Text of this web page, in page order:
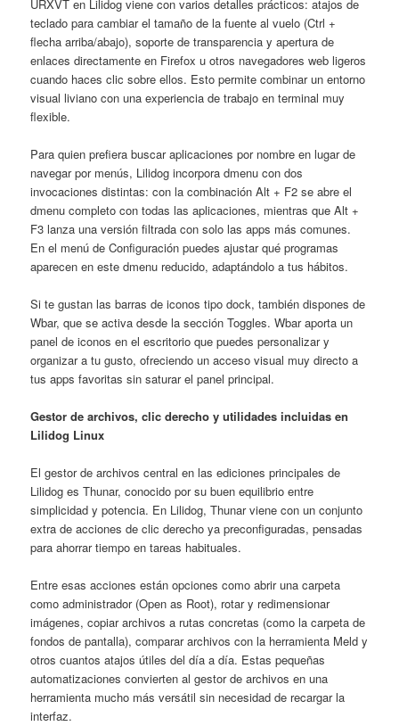
URXVT en Lilidog viene con varios detalles prácticos: atajos de
teclado para cambiar el tamaño de la fuente al vuelo (Ctrl +
flecha arriba/abajo), soporte de transparencia y apertura de
enlaces directamente en Firefox u otros navegadores web ligeros
cuando haces clic sobre ellos. Esto permite combinar un entorno
visual liviano con una experiencia de trabajo en terminal muy
flexible.
Para quien prefiera buscar aplicaciones por nombre en lugar de
navegar por menús, Lilidog incorpora dmenu con dos
invocaciones distintas: con la combinación Alt + F2 se abre el
dmenu completo con todas las aplicaciones, mientras que Alt +
F3 lanza una versión filtrada con solo las apps más comunes.
En el menú de Configuración puedes ajustar qué programas
aparecen en este dmenu reducido, adaptándolo a tus hábitos.
Si te gustan las barras de iconos tipo dock, también dispones de
Wbar, que se activa desde la sección Toggles. Wbar aporta un
panel de iconos en el escritorio que puedes personalizar y
organizar a tu gusto, ofreciendo un acceso visual muy directo a
tus apps favoritas sin saturar el panel principal.
Gestor de archivos, clic derecho y utilidades incluidas en
Lilidog Linux
El gestor de archivos central en las ediciones principales de
Lilidog es Thunar, conocido por su buen equilibrio entre
simplicidad y potencia. En Lilidog, Thunar viene con un conjunto
extra de acciones de clic derecho ya preconfiguradas, pensadas
para ahorrar tiempo en tareas habituales.
Entre esas acciones están opciones como abrir una carpeta
como administrador (Open as Root), rotar y redimensionar
imágenes, copiar archivos a rutas concretas (como la carpeta de
fondos de pantalla), comparar archivos con la herramienta Meld y
otros cuantos atajos útiles del día a día. Estas pequeñas
automatizaciones convierten al gestor de archivos en una
herramienta mucho más versátil sin necesidad de recargar la
interfaz.